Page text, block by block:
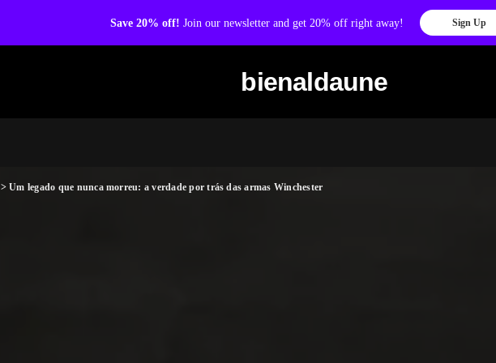
Save 20% off! Join our newsletter and get 20% off right away! Sign Up
bienaldaune
>Um legado que nunca morreu: a verdade por trás das armas Winchester